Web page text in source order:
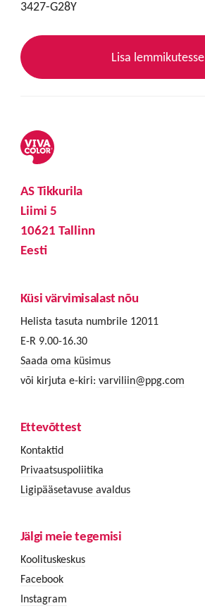
3427-G28Y
Lisa lemmikutesse
AS Tikkurila
Liimi 5
10621 Tallinn
Eesti
Küsi värvimisalast nõu
Helista tasuta numbrile 12011
E-R 9.00-16.30
Saada oma küsimus
või kirjuta e-kiri: varviliin@ppg.com
Ettevõttest
Kontaktid
Privaatsuspoliitika
Ligipääsetavuse avaldus
Jälgi meie tegemisi
Koolituskeskus
Facebook
Instagram